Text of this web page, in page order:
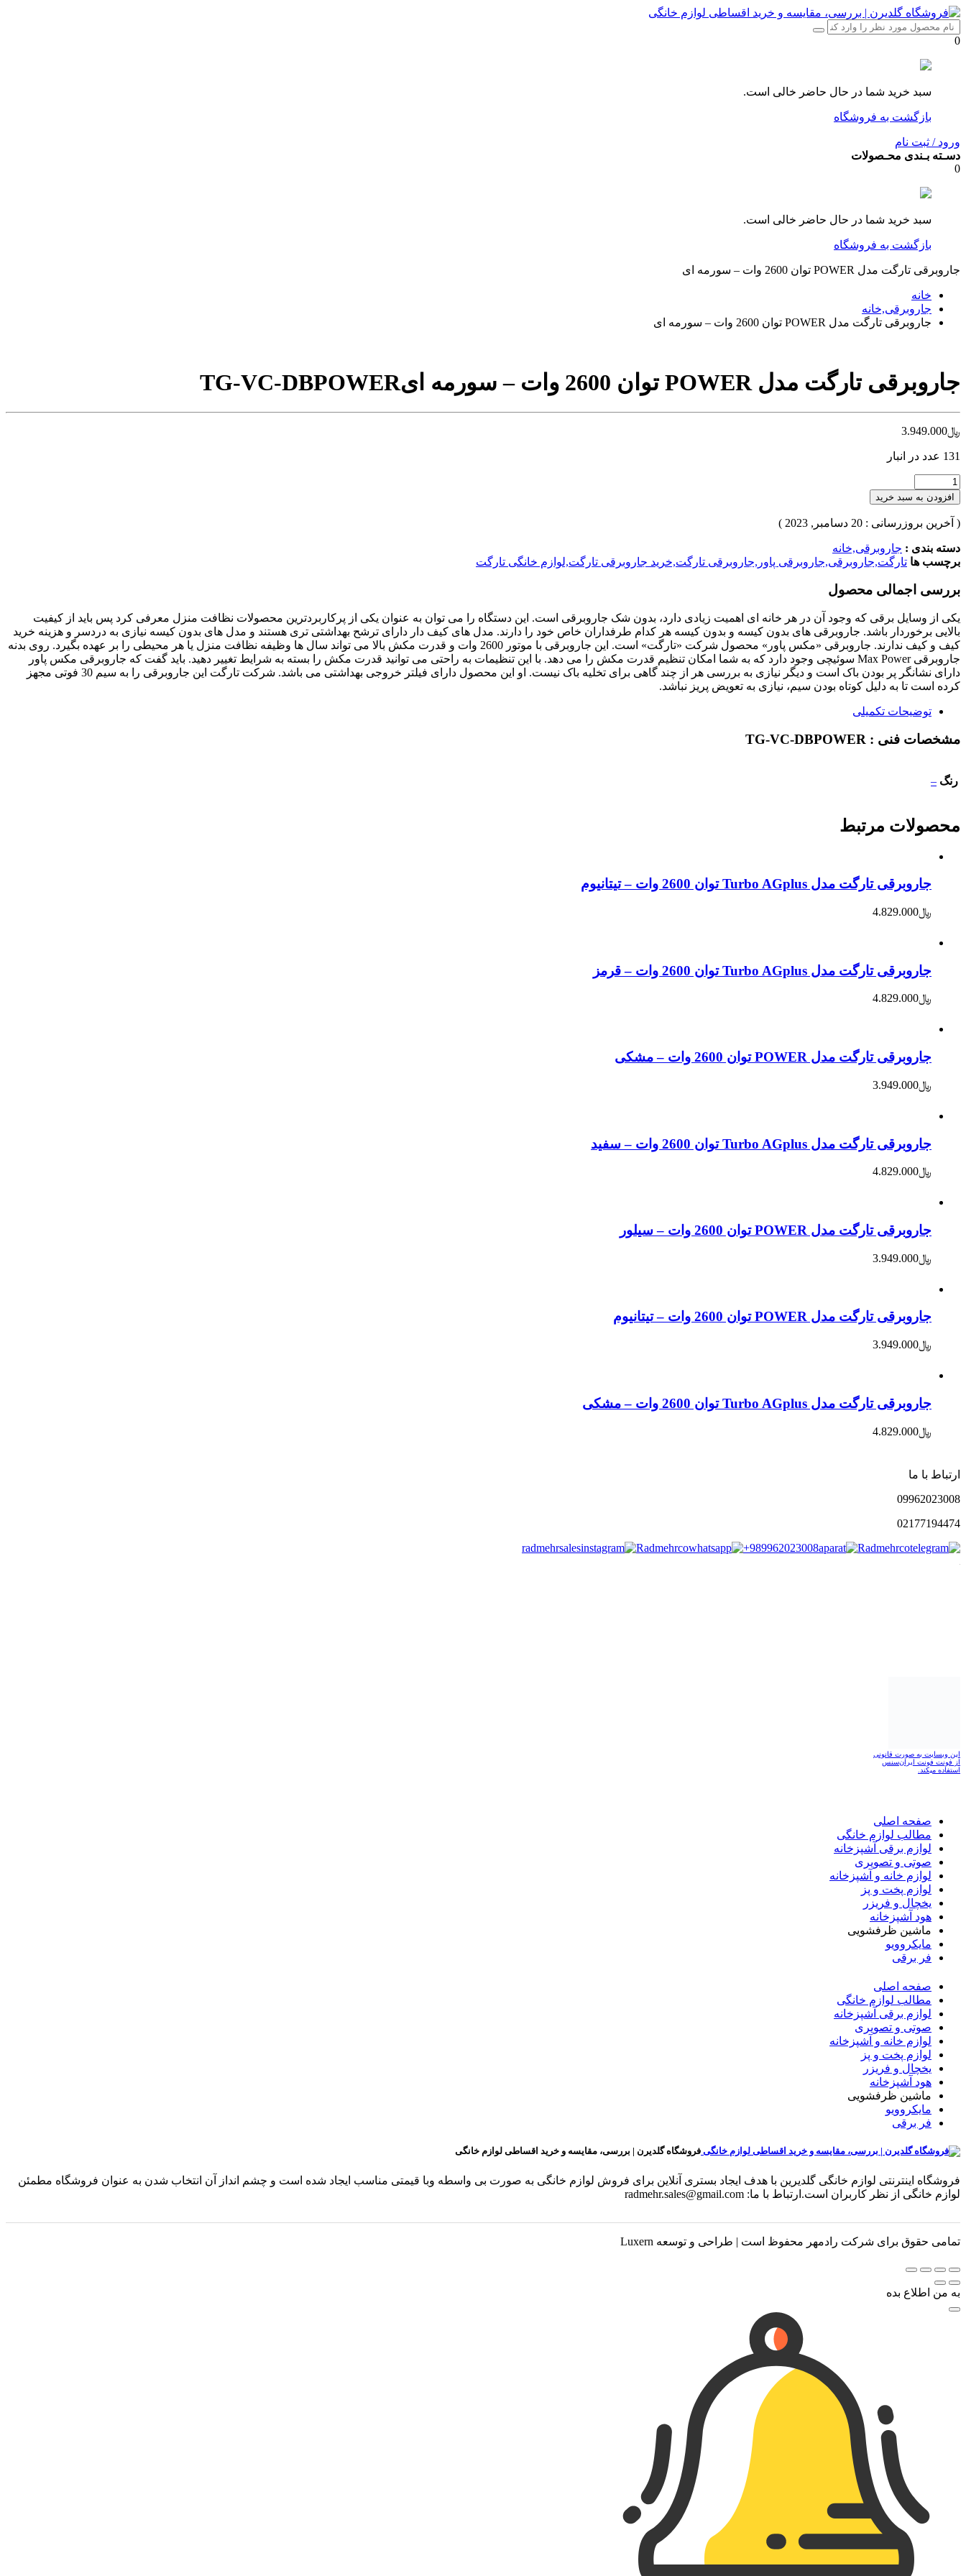
0
سبد خرید شما در حال حاضر خالی است.
بازگشت به فروشگاه
ورود / ثبت نام
دسـته بـندی محـصولات
0
سبد خرید شما در حال حاضر خالی است.
بازگشت به فروشگاه
جاروبرقی تارگت مدل POWER توان 2600 وات – سورمه ای
خانه
جاروبرقی,خانه
جاروبرقی تارگت مدل POWER توان 2600 وات – سورمه ای
جاروبرقی تارگت مدل POWER توان 2600 وات – سورمه ای TG-VC-DBPOWER
﷼3.949.000
131 عدد در انبار
افزودن به سبد خرید
( آخرین بروزرسانی : 20 دسامبر, 2023 )
دسته بندی : جاروبرقی,خانه
برچسب ها تارگت,جاروبرقی,جاروبرقی پاور,جاروبرقی تارگت,خرید جاروبرقی تارگت,لوازم خانگی تارگت
بررسی اجمالی محصول
یکی از وسایل برقی که وجود آن در هر خانه ای اهمیت زیادی دارد، بدون شک جاروبرقی است. این دستگاه را می توان به عنوان یکی از پرکاربردترین محصولات نظافت منزل معرفی کرد پس باید از کیفیت
بالایی برخوردار باشد. جاروبرقی های بدون کیسه و بدون کیسه هر کدام طرفداران خاص خود را دارند. مدل های کیف دار دارای ترشح بهداشتی تری هستند و مدل های بدون کیسه نیازی به دردسر و هزینه خرید
کیف و کیف ندارند. جاروبرقی «مکس پاور» محصول شرکت «تارگت» است. این جاروبرقی با موتور 2600 وات و قدرت مکش بالا می تواند سال ها وظیفه نظافت منزل یا هر محیطی را بر عهده بگیرد. روی بدنه
جاروبرقی Max Power سوئیچی وجود دارد که به شما امکان تنظیم قدرت مکش را می دهد. با این تنظیمات به راحتی می توانید قدرت مکش را بسته به شرایط تغییر دهید. باید گفت که جاروبرقی مکس پاور
دارای نشانگر پر بودن باک است و دیگر نیازی به بررسی هر از چند گاهی برای تخلیه باک نیست. او این محصول دارای فیلتر خروجی بهداشتی می باشد. شرکت تارگت این جاروبرقی را به سیم 30 فوتی مجهز
کرده است تا به دلیل کوتاه بودن سیم، نیازی به تعویض پریز نباشد.
توضیحات تکمیلی
مشخصات فنی : TG-VC-DBPOWER
رنگ –
محصولات مرتبط
جاروبرقی تارگت مدل Turbo AGplus توان 2600 وات – تیتانیوم
﷼4.829.000
جاروبرقی تارگت مدل Turbo AGplus توان 2600 وات – قرمز
﷼4.829.000
جاروبرقی تارگت مدل POWER توان 2600 وات – مشکی
﷼3.949.000
جاروبرقی تارگت مدل Turbo AGplus توان 2600 وات – سفید
﷼4.829.000
جاروبرقی تارگت مدل POWER توان 2600 وات – سیلور
﷼3.949.000
جاروبرقی تارگت مدل POWER توان 2600 وات – تیتانیوم
﷼3.949.000
جاروبرقی تارگت مدل Turbo AGplus توان 2600 وات – مشکی
﷼4.829.000
ارتباط با ما
09962023008
021 77194474
radmehrsales
Radmehrco +989962023008 Radmehrco
این وبسایت به صورت قانونی
از فونت فونت ایران‌سنس
استفاده میکند.
صفحه اصلی
مطالب لوازم خانگی
لوازم برقی آشپزخانه
صوتی و تصویری
لوازم خانه و آشپزخانه
لوازم پخت و پز
یخچال و فریزر
هود آشپزخانه
ماشین ظرفشویی
مایکروویو
فر برقی
صفحه اصلی
مطالب لوازم خانگی
لوازم برقی آشپزخانه
صوتی و تصویری
لوازم خانه و آشپزخانه
لوازم پخت و پز
یخچال و فریزر
هود آشپزخانه
ماشین ظرفشویی
مایکروویو
فر برقی
فروشگاه گلدیرن | بررسی، مقایسه و خرید اقساطی لوازم خانگی
فروشگاه اینترنتی لوازم خانگی گلدیرین با هدف ایجاد بستری آنلاین برای فروش لوازم خانگی به صورت بی واسطه وبا قیمتی مناسب ایجاد شده است و چشم انداز آن انتخاب شدن به عنوان فروشگاه مطمئن
لوازم خانگی از نظر کاربران است.ارتباط با ما: radmehr.sales@gmail.com
تمامی حقوق برای شرکت رادمهر محفوظ است | طراحی و توسعه Luxern
به من اطلاع بده